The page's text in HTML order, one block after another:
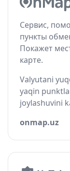
Сервис,
пункты
Покажет
карте.
Valyutani
yaqin
joylashuvini
onmap.uz